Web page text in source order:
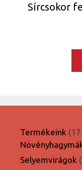
Sírcsokor
Termékeink
Selyemvirágok